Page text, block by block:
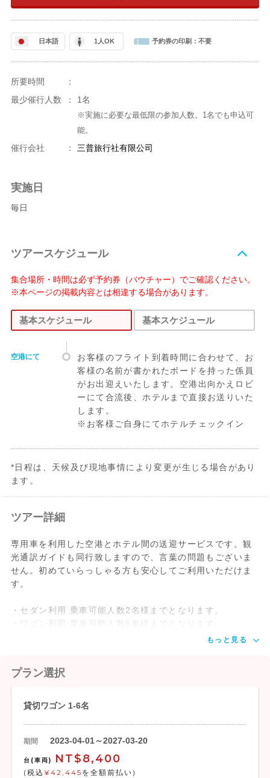
日本語 1人OK 予約券の印刷： 不要
所要時間
：
最少催行人数
： 1名
※実施に必要な最低限の参加人数。1名でも申込可
能。
催行会社 ： 三普旅行社有限公司
実施日
毎日
ツアースケジュール
集合場所・時間は必ず予約券（バウチャー）でご確認ください。
※本ページの掲載内容とは相違する場合があります。
基本スケジュール
空港にて
お客様のフライト到着時間に合わせて、お
客様の名前が書かれたボードを持った係員
がお出迎えいたします。空港出向かえロビ
ーにて合流後、ホテルまで直接お送りいた
します。
※お客様ご自身にてホテルチェックイン
*日程は、天候及び現地事情により変更が生じる場合があり
ます。
基本スケジュール
ホテルから空
港
合流後、ホテルから空港まで直接お送りい
たします。
※お客様ご自身にてフライトチェックイン
ツアー詳細
専用車を利用した空港とホテル間の送迎サービスです。観
光通訳ガイドも同行致しますので、言葉の問題もございま
せん。初めていらっしゃる方も安心してご利用いただけま
す。
・セダン利用 乗車可能人数2名様までとなります。
・ワゴン利用 乗車可能人数6名様までとなります。
もっと見る
プラン選択
貸切ワゴン 1-6名
期間 2023-04-01～2027-03-20
台(車両) NT$8,400
(税込 ¥42,445 を全額前払い)